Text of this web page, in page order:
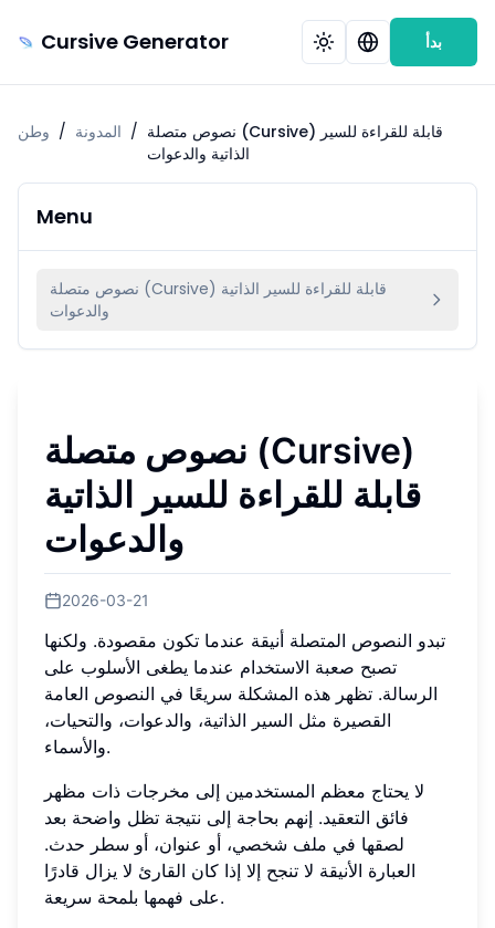
Cursive Generator بدأ
وطن / المدونة / نصوص متصلة (Cursive) قابلة للقراءة للسير
الذاتية والدعوات
Menu
نصوص متصلة (Cursive) قابلة للقراءة للسير الذاتية
والدعوات
نصوص متصلة (Cursive)
قابلة للقراءة للسير الذاتية
والدعوات
2026-03-21
تبدو النصوص المتصلة أنيقة عندما تكون مقصودة. ولكنها
تصبح صعبة الاستخدام عندما يطغى الأسلوب على
الرسالة. تظهر هذه المشكلة سريعًا في النصوص العامة
القصيرة مثل السير الذاتية، والدعوات، والتحيات،
والأسماء.
لا يحتاج معظم المستخدمين إلى مخرجات ذات مظهر
فائق التعقيد. إنهم بحاجة إلى نتيجة تظل واضحة بعد
لصقها في ملف شخصي، أو عنوان، أو سطر حدث.
العبارة الأنيقة لا تنجح إلا إذا كان القارئ لا يزال قادرًا
على فهمها بلمحة سريعة.